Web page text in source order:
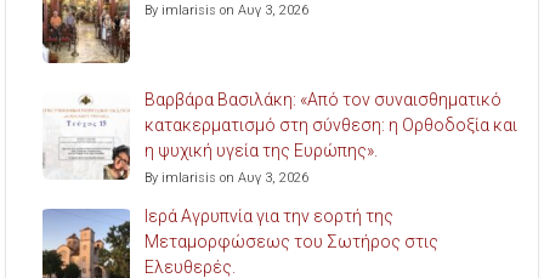
By imlarisis on Αυγ 3, 2026
Βαρβάρα Βασιλάκη: «Από τον συναισθηματικό
κατακερματισμό στη σύνθεση: η Ορθοδοξία και
η ψυχική υγεία της Ευρώπης».
By imlarisis on Αυγ 3, 2026
Ιερά Αγρυπνία για την εορτή της
Μεταμορφώσεως του Σωτήρος στις
Ελευθερές.